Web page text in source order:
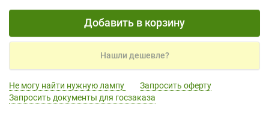
Добавить в корзину
Нашли дешевле?
Не могу найти нужную лампу
Запросить оферту
Запросить документы для госзаказа